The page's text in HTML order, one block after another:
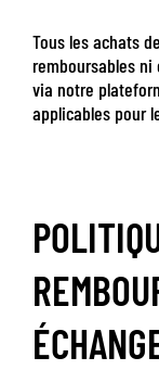
Tous les achats
remboursables ni
via notre
applicables pour